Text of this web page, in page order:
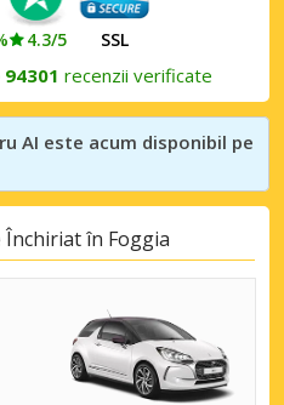
4.3/5 SSL
recenzii verificate
AI este acum disponibil pe
în Foggia